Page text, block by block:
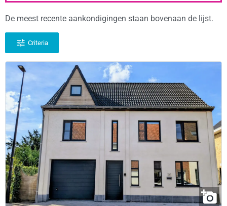
De meest recente aankondigingen staan bovenaan de lijst.
Criteria